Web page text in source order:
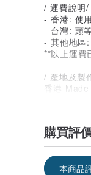
/ 運費說明/
- 香港: 使
- 台灣: 頭
- 其他地區
**以上運費
/ 產地及製
香港
購買評
本商品